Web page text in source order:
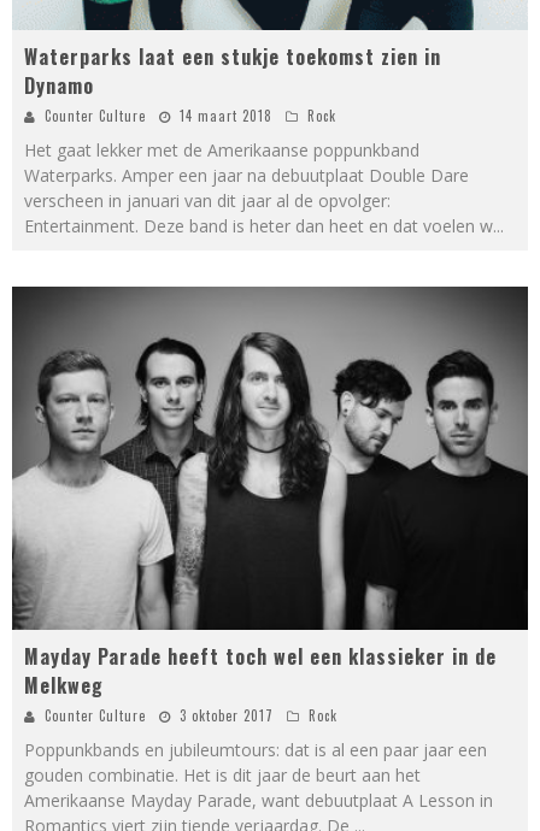
Waterparks laat een stukje toekomst zien in
Dynamo
Counter Culture 14 maart 2018 Rock
­Het gaat lekker met de Amerikaanse poppunkband
Waterparks. Amper een jaar na debuutplaat Double Dare
verscheen in januari van dit jaar al de opvolger:
Entertainment. Deze band is heter dan heet en dat voelen w...
Mayday Parade heeft toch wel een klassieker in de
Melkweg
Counter Culture 3 oktober 2017 Rock
Poppunkbands en jubileumtours: dat is al een paar jaar een
gouden combinatie. Het is dit jaar de beurt aan het
Amerikaanse Mayday Parade, want debuutplaat A Lesson in
Romantics viert zijn tiende verjaardag. De ...